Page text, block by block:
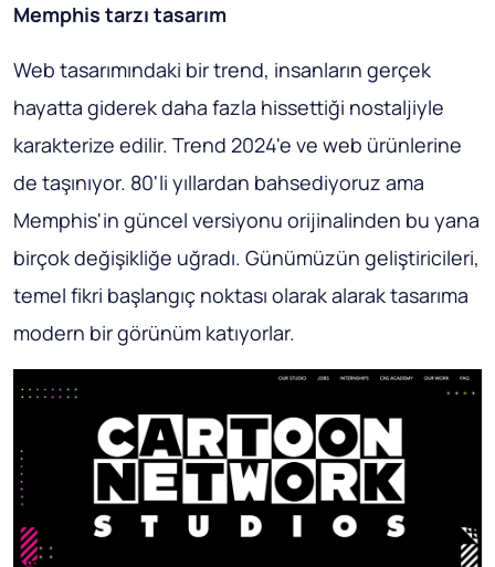
Memphis tarzı tasarım
Web tasarımındaki bir trend, insanların gerçek
hayatta giderek daha fazla hissettiği nostaljiyle
karakterize edilir. Trend 2024'e ve web ürünlerine
de taşınıyor. 80'li yıllardan bahsediyoruz ama
Memphis'in güncel versiyonu orijinalinden bu yana
birçok değişikliğe uğradı. Günümüzün geliştiricileri,
temel fikri başlangıç noktası olarak alarak tasarıma
modern bir görünüm katıyorlar.